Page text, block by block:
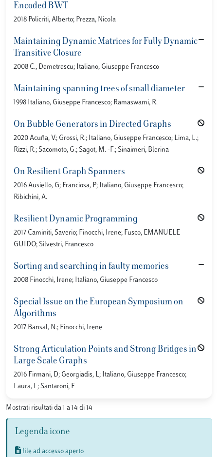
Encoded BWT
2018 Policriti, Alberto; Prezza, Nicola
Maintaining Dynamic Matrices for Fully Dynamic
Transitive Closure
2008 C., Demetrescu; Italiano, Giuseppe Francesco
Maintaining spanning trees of small diameter
1998 Italiano, Giuseppe Francesco; Ramaswami, R.
On Bubble Generators in Directed Graphs
2020 Acuña, V.; Grossi, R.; Italiano, Giuseppe Francesco; Lima, L.;
Rizzi, R.; Sacomoto, G.; Sagot, M. -F.; Sinaimeri, Blerina
On Resilient Graph Spanners
2016 Ausiello, G; Franciosa, P; Italiano, Giuseppe Francesco;
Ribichini, A.
Resilient Dynamic Programming
2017 Caminiti, Saverio; Finocchi, Irene; Fusco, EMANUELE
GUIDO; Silvestri, Francesco
Sorting and searching in faulty memories
2008 Finocchi, Irene; Italiano, Giuseppe Francesco
Special Issue on the European Symposium on
Algorithms
2017 Bansal, N.; Finocchi, Irene
Strong Articulation Points and Strong Bridges in
Large Scale Graphs
2016 Firmani, D; Georgiadis, L; Italiano, Giuseppe Francesco;
Laura, L; Santaroni, F
Mostrati risultati da 1 a 14 di 14
Legenda icone
file ad accesso aperto